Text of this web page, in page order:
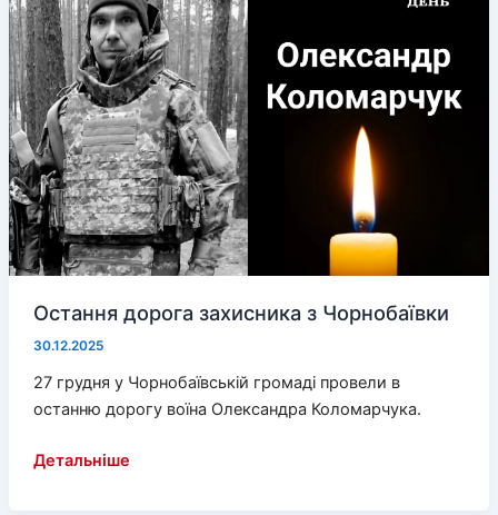
води
Остання дорога захисника з Чорнобаївки
30.12.2025
27 грудня у Чорнобаївській громаді провели в
останню дорогу воїна Олександра Коломарчука.
Остання
Детальніше